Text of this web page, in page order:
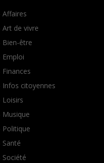
Affaires
Art de vivre
Bien-être
Emploi
Finances
Infos citoyennes
Loisirs
Musique
Politique
Santé
Société